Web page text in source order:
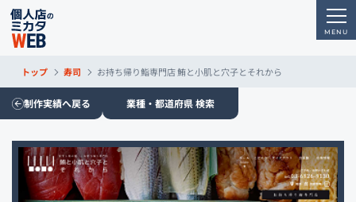
トップ 寿司 お持ち帰り鮨専門店 鮪と小肌と穴子とそれから
制作実績へ戻る 業種・都道府県 検索